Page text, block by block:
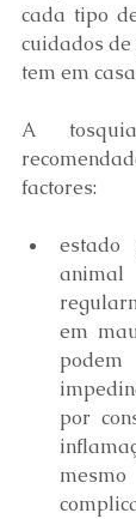
cada tipo
cuidados
tem em
A
factores:
em
por